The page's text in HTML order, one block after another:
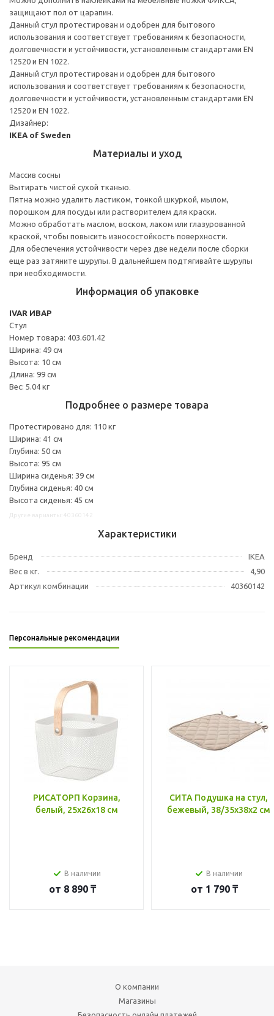
защищают пол от царапин.
Данный стул протестирован и одобрен для бытового
использования и соответствует требованиям к безопасности,
долговечности и устойчивости, установленным стандартами EN
12520 и EN 1022.
Данный стул протестирован и одобрен для бытового
использования и соответствует требованиям к безопасности,
долговечности и устойчивости, установленным стандартами EN
12520 и EN 1022.
Дизайнер:
IKEA of Sweden
Материалы и уход
Массив сосны
Вытирать чистой сухой тканью.
Пятна можно удалить ластиком, тонкой шкуркой, мылом,
порошком для посуды или растворителем для краски.
Можно обработать маслом, воском, лаком или глазурованной
краской, чтобы повысить износостойкость поверхности.
Для обеспечения устойчивости через две недели после сборки
еще раз затяните шурупы. В дальнейшем подтягивайте шурупы
при необходимости.
Информация об упаковке
IVAR ИВАР
Стул
Номер товара: 403.601.42
Ширина: 49 см
Высота: 10 см
Длина: 99 см
Вес: 5.04 кг
Подробнее о размере товара
Протестировано для: 110 кг
Ширина: 41 см
Глубина: 50 см
Высота: 95 см
Ширина сиденья: 39 см
Глубина сиденья: 40 см
Высота сиденья: 45 см
Характеристики
Бренд
IKEA
Вес в кг.
4,90
Артикул комбинации
40360142
Персональные рекомендации
РИСАТОРП Корзина,
белый, 25x26x18 см
В наличии
от 8 890 ₸
СИТА Подушка на стул,
бежевый, 38/35x38x2 см
В наличии
от 1 790 ₸
О компании
Магазины